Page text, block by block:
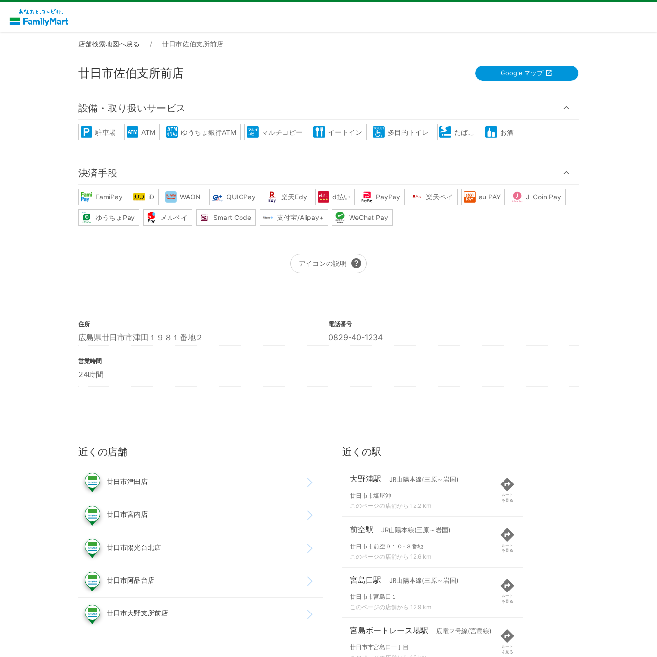
店舗検索地図へ戻る 廿日市佐伯支所前店
廿日市佐伯支所前店 Google マップ
設備・取り扱いサービス
駐車場 ATM ゆうちょ銀行ATM マルチコピー イートイン 多目的トイレ たばこ お酒
決済手段
FamiPay iD WAON QUICPay 楽天Edy d払い PayPay 楽天ペイ au PAY J-Coin Pay
ゆうちょPay メルペイ Smart Code 支付宝/Alipay+ WeChat Pay
アイコンの説明 help
住所
広島県廿日市市津田１９８１番地２
電話番号
0829-40-1234
営業時間
24時間
近くの店舗
廿日市津田店
廿日市宮内店
廿日市陽光台北店
廿日市阿品台店
廿日市大野支所前店
近くの駅
大野浦駅 JR山陽本線(三原～岩国)
廿日市市塩屋沖
このページの店舗から 12.2 km
ルート
を見る
前空駅 JR山陽本線(三原～岩国)
廿日市市前空９１０-３番地
このページの店舗から 12.6 km
ルート
を見る
宮島口駅 JR山陽本線(三原～岩国)
廿日市市宮島口１
このページの店舗から 12.9 km
ルート
を見る
宮島ボートレース場駅 広電２号線(宮島線)
廿日市市宮島口一丁目
ルート
を見る